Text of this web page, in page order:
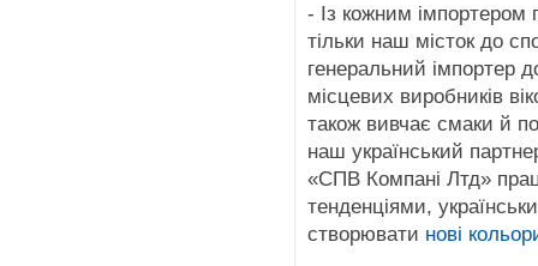
- Із кожним
тільки наш місток до
генеральний імпортер
місцевих виробників
також вивчає смаки й
наш український
«СПВ Компані Лтд»
тенденціями,
створювати нові